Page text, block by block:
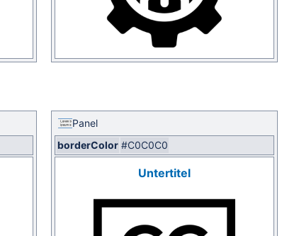
Panel
borderColor #C0C0C0
Untertitel